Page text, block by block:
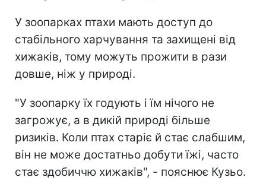
У зоопарках птахи мають доступ до
стабільного харчування та захищені від
хижаків, тому можуть прожити в рази
довше, ніж у природі.
"У зоопарку їх годують і їм нічого не
загрожує, а в дикій природі більше
ризиків. Коли птах старіє й стає слабшим,
він не може достатньо добути їжі, часто
стає здобиччю хижаків", - пояснює Кузьо.